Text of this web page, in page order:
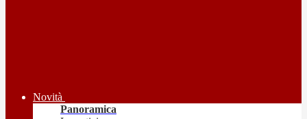
Novità
Panoramica